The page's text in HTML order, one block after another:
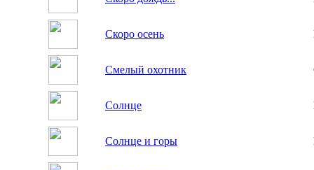
Скоро осень
Смелый охотник
Солнце
Солнце и горы